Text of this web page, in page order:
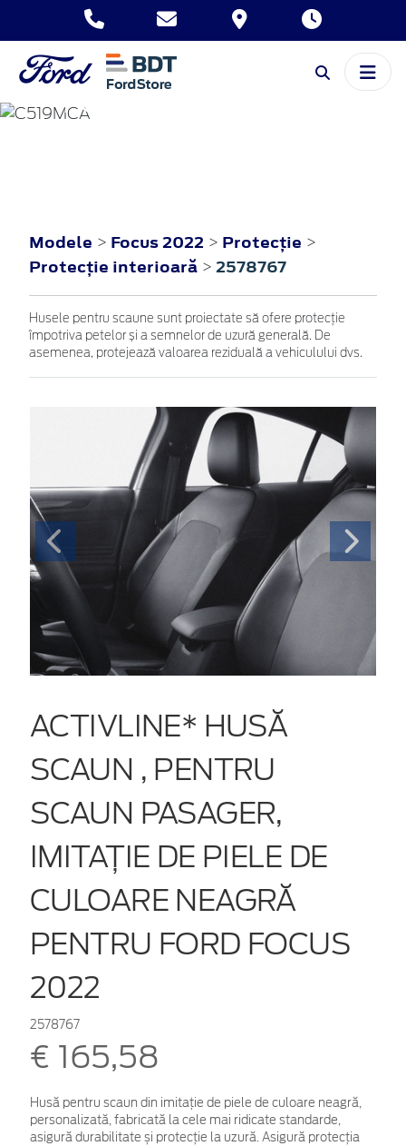
FOCUS
Modele > Focus 2022 > Protecţie >
Protecţie interioară > 2578767
Husele pentru scaune sunt proiectate să ofere protecție
împotriva petelor și a semnelor de uzură generală. De
asemenea, protejează valoarea reziduală a vehiculului dvs.
ACTIVLINE* HUSĂ
SCAUN , PENTRU
SCAUN PASAGER,
IMITAȚIE DE PIELE DE
CULOARE NEAGRĂ
PENTRU FORD FOCUS
2022
2578767
€ 165,58
Husă pentru scaun din imitație de piele de culoare neagră,
personalizată, fabricată la cele mai ridicate standarde,
asigură durabilitate și protecție la uzură. Asigură protecția